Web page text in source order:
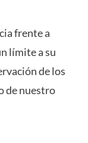
frente a
límite a su
de los
de nuestro